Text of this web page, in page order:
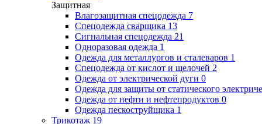
Защитная
Влагозащитная спецодежда 7
Спецодежда сварщика 13
Сигнальная спецодежда 21
Одноразовая одежда 1
Одежда для металлургов и сталеваров 1
Спецодежда от кислот и щелочей 2
Одежда от электрической дуги 0
Одежда для защиты от статического
Одежда от нефти и нефтепродуктов 0
Одежда пескоструйщика 1
Трикотаж 19